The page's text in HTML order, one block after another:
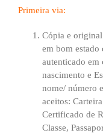
Primeira via:
Cópia e
em bom
autenticado em
nascimento e
nome/ número
aceitos:
Certificado de
Classe,